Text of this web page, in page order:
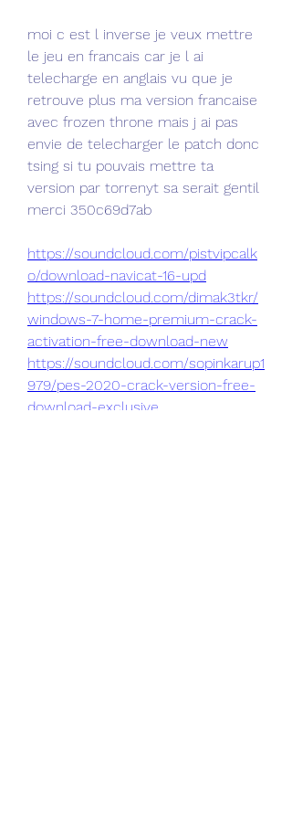
moi c est l inverse je veux mettre
le jeu en francais car je l ai
telecharge en anglais vu que je
retrouve plus ma version francaise
avec frozen throne mais j ai pas
envie de telecharger le patch donc
tsing si tu pouvais mettre ta
version par torrenyt sa serait gentil
merci 350c69d7ab
https://soundcloud.com/pistvipcalk
o/download-navicat-16-upd
https://soundcloud.com/dimak3tkr/
windows-7-home-premium-crack-
activation-free-download-new
https://soundcloud.com/sopinkarup1
979/pes-2020-crack-version-free-
download-exclusive